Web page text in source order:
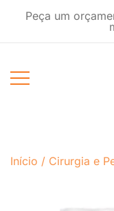
Peça um
Início / Cirurgia e